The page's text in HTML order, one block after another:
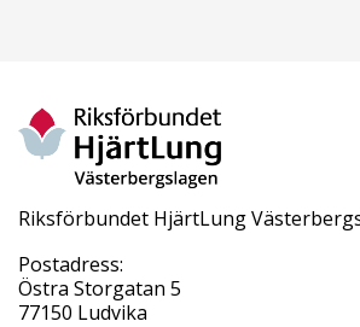
Riksförbundet HjärtLung
Postadress:
Östra Storgatan 5
77150 Ludvika